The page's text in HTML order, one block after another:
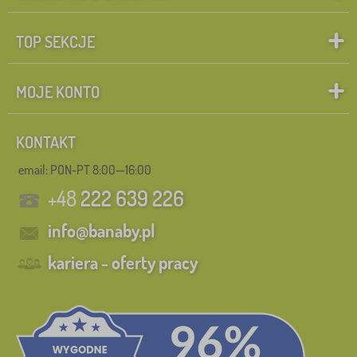
TOP SEKCJE
MOJE KONTO
KONTAKT
email: PON-PT 8:00—16:00
+48222 639 226
info@banaby.pl
kariera - oferty pracy